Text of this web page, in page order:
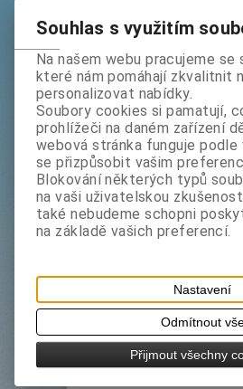
s DPH:232,50 Kč
Množstevní ceny
Od
Cena bez DPHCena s
48 ks 142 Kč
ks Koupit
Výrobce: 3M
Katalogové číslo:3m4611f
Termín dodání (dny):1
jednostranně krytá
Podrobný popis
Souhlas s využitím
Na našem webu pracujeme se
které nám pomáhají zkvalitnit
personalizovat nabídky.
Soubory cookies si pamatují,
prohlížeči na daném zařízení
webová stránka funguje podle
se přizpůsobit vašim
Blokování některých typů
na vaši uživatelskou
také nebudeme schopni
na základě vašich preferencí.
Nastavení
Odmítnout
Přijmout všechny